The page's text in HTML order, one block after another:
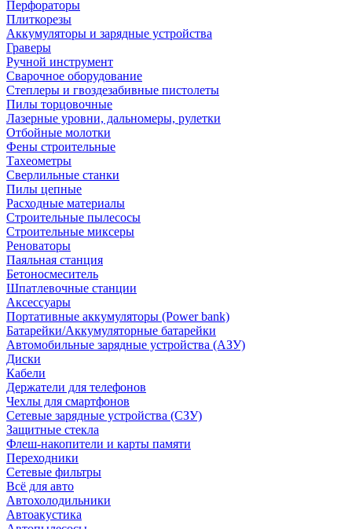
Перфораторы
Плиткорезы
Аккумуляторы и зарядные устройства
Граверы
Ручной инструмент
Сварочное оборудование
Степлеры и гвоздезабивные пистолеты
Пилы торцовочные
Лазерные уровни, дальномеры, рулетки
Отбойные молотки
Фены строительные
Тахеометры
Сверлильные станки
Пилы цепные
Расходные материалы
Строительные пылесосы
Строительные миксеры
Реноваторы
Паяльная станция
Бетоносмеситель
Шпатлевочные станции
Аксессуары
Портативные аккумуляторы (Power bank)
Батарейки/Аккумуляторные батарейки
Автомобильные зарядные устройства (АЗУ)
Диски
Кабели
Держатели для телефонов
Чехлы для смартфонов
Сетевые зарядные устройства (СЗУ)
Защитные стекла
Флеш-накопители и карты памяти
Переходники
Сетевые фильтры
Всё для авто
Автохолодильники
Автоакустика